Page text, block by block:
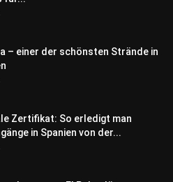
– einer der schönsten Strände in
Zertifikat: So erledigt man
in Spanien von der...